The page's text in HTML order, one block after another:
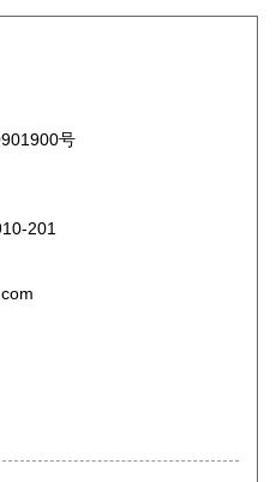
京都府 700円
広島県
号
201
想・SF、美術、絵本・児童